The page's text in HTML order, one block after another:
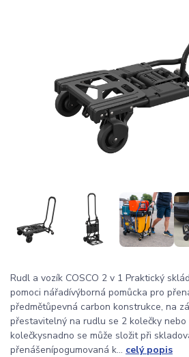
Rudl a vozík COSCO 2 v 1 Praktický
pomoci nářadívýborná pomůcka pro
předmětůpevná carbon konstrukce, na
přestavitelný na rudlu se 2 kolečky nebo
kolečkysnadno se může složit při
přenášenípogumovaná k... celý popis